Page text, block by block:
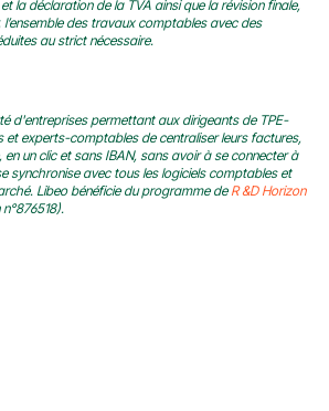
la déclaration de la TVA ainsi que la révision finale,
des travaux comptables avec des
au strict nécessaire.
d'entreprises permettant aux dirigeants de TPE-
et experts-comptables de centraliser leurs factures,
en un clic et sans IBAN, sans avoir à se connecter à
synchronise avec tous les logiciels comptables et
Libeo bénéficie du programme de R &D Horizon